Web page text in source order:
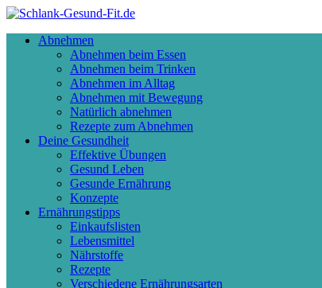
Abnehmen
Abnehmen beim Essen
Abnehmen beim Trinken
Abnehmen im Alltag
Abnehmen mit Bewegung
Natürlich abnehmen
Rezepte zum Abnehmen
Deine Gesundheit
Effektive Übungen
Gesund Leben
Gesunde Ernährung
Konzepte
Ernährungstipps
Einkaufslisten
Lebensmittel
Nährstoffe
Rezepte
Verschiedene Ernährungsarten